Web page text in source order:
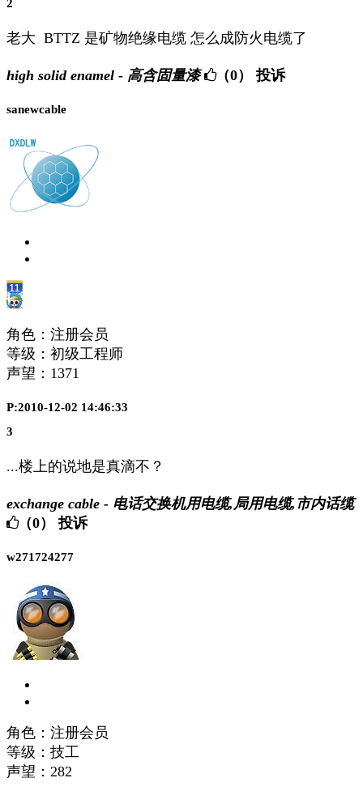
2
老大 BTTZ 是矿物绝缘电缆 怎么成防火电缆了
high solid enamel - 高含固量漆 （0） 投诉
sanewcable
角色：注册会员
等级：初级工程师
声望： 1371
P:2010-12-02 14:46:33
3
...楼上的说地是真滴不？
exchange cable - 电话交换机用电缆,局用电缆,市内话缆
（0）
投诉
w271724277
角色：注册会员
等级：技工
声望： 282